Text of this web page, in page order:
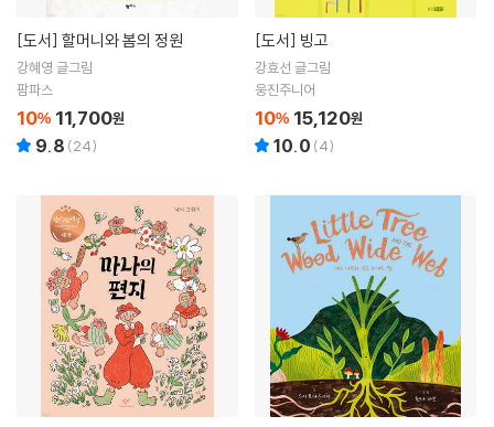
[도서] 할머니와 봄의 정원
강혜영 글그림
팜파스
10% 11,700원
9.8 (24)
[도서] 빙고
강효선 글그림
웅진주니어
10% 15,120원
10.0 (4)